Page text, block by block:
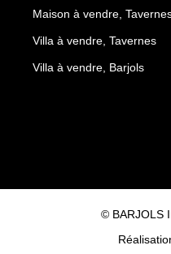
Maison à vendre,
Villa à vendre, Tavernes
Villa à vendre, Barjols
© BARJOLS